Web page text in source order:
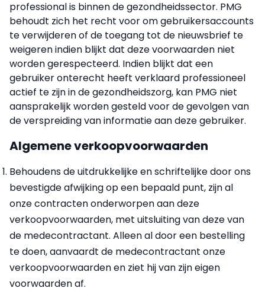
professional is binnen de gezondheidssector. PMG
behoudt zich het recht voor om gebruikersaccounts
te verwijderen of de toegang tot de nieuwsbrief te
weigeren indien blijkt dat deze voorwaarden niet
worden gerespecteerd. Indien blijkt dat een
gebruiker onterecht heeft verklaard professioneel
actief te zijn in de gezondheidszorg, kan PMG niet
aansprakelijk worden gesteld voor de gevolgen van
de verspreiding van informatie aan deze gebruiker.
Algemene verkoopvoorwaarden
Behoudens de uitdrukkelijke en schriftelijke door ons
bevestigde afwijking op een bepaald punt, zijn al
onze contracten onderworpen aan deze
verkoopvoorwaarden, met uitsluiting van deze van
de medecontractant. Alleen al door een bestelling
te doen, aanvaardt de medecontractant onze
verkoopvoorwaarden en ziet hij van zijn eigen
voorwaarden af.